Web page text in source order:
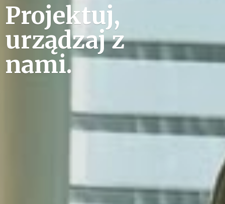
Projektuj,
urządzajz
nami.